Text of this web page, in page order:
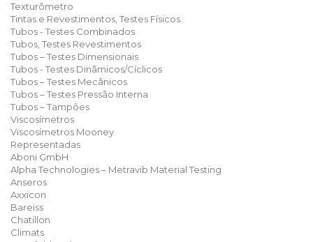
Texturômetro
Tintas e Revestimentos, Testes Físicos
Tubos - Testes Combinados
Tubos, Testes Revestimentos
Tubos – Testes Dimensionais
Tubos - Testes Dinâmicos/Cíclicos
Tubos – Testes Mecânicos
Tubos – Testes Pressão Interna
Tubos – Tampões
Viscosímetros
Viscosímetros Mooney
Representadas
Aboni GmbH
Alpha Technologies – Metravib Material Testing
Anseros
Axxicon
Bareiss
Chatillon
Climats